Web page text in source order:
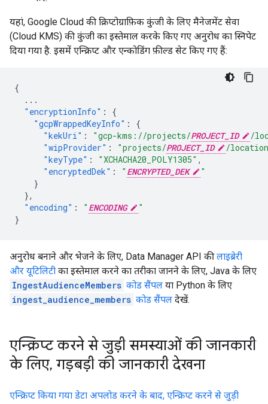
यहां, Google Cloud की क्रिप्टोग्राफ़िक कुंजी के लिए मैनेजमेंट सेवा
(Cloud KMS) की कुंजी का इस्तेमाल करके किए गए अनुरोध का स्निपेट
दिया गया है. इसमें एन्क्रिप्ट और एन्कोडिंग फ़ील्ड सेट किए गए हैं:
{
...
"encryptionInfo" :
{
"gcpWrappedKeyInfo" :
{
"kekUri" : "gcp-kms://projects/PROJECT_ID
/
"wipProvider" : "projects/PROJECT_ID
/
"keyType" : "XCHACHA20_POLY1305" ,
"encryptedDek" : " ENCRYPTED_DEK
"
}
},
"encoding" : " ENCODING
"
}
अनुरोध बनाने और भेजने के लिए, Data Manager API कीलाइब्रेरी
और यूटिलिटी का इस्तेमाल करने का तरीका जानने के लिए, Java के लिए
IngestAudienceMembers कोड सैंपल या Python के लिए
ingest_audience_members कोड सैंपल देखें.
एन्क्रिप्ट करने से जुड़ी समस्याओं की जानकारी
के लिए, गड़बड़ी की जानकारी देखना
एन्क्रिप्ट किया गया डेटा अपलोड करने के बाद, एन्क्रिप्ट करने से जुड़ी